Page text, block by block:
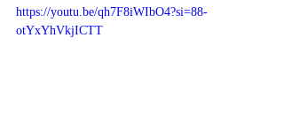
https://youtu.be/qh7F8iWIbO4?si=88-
otYxYhVkjICTT